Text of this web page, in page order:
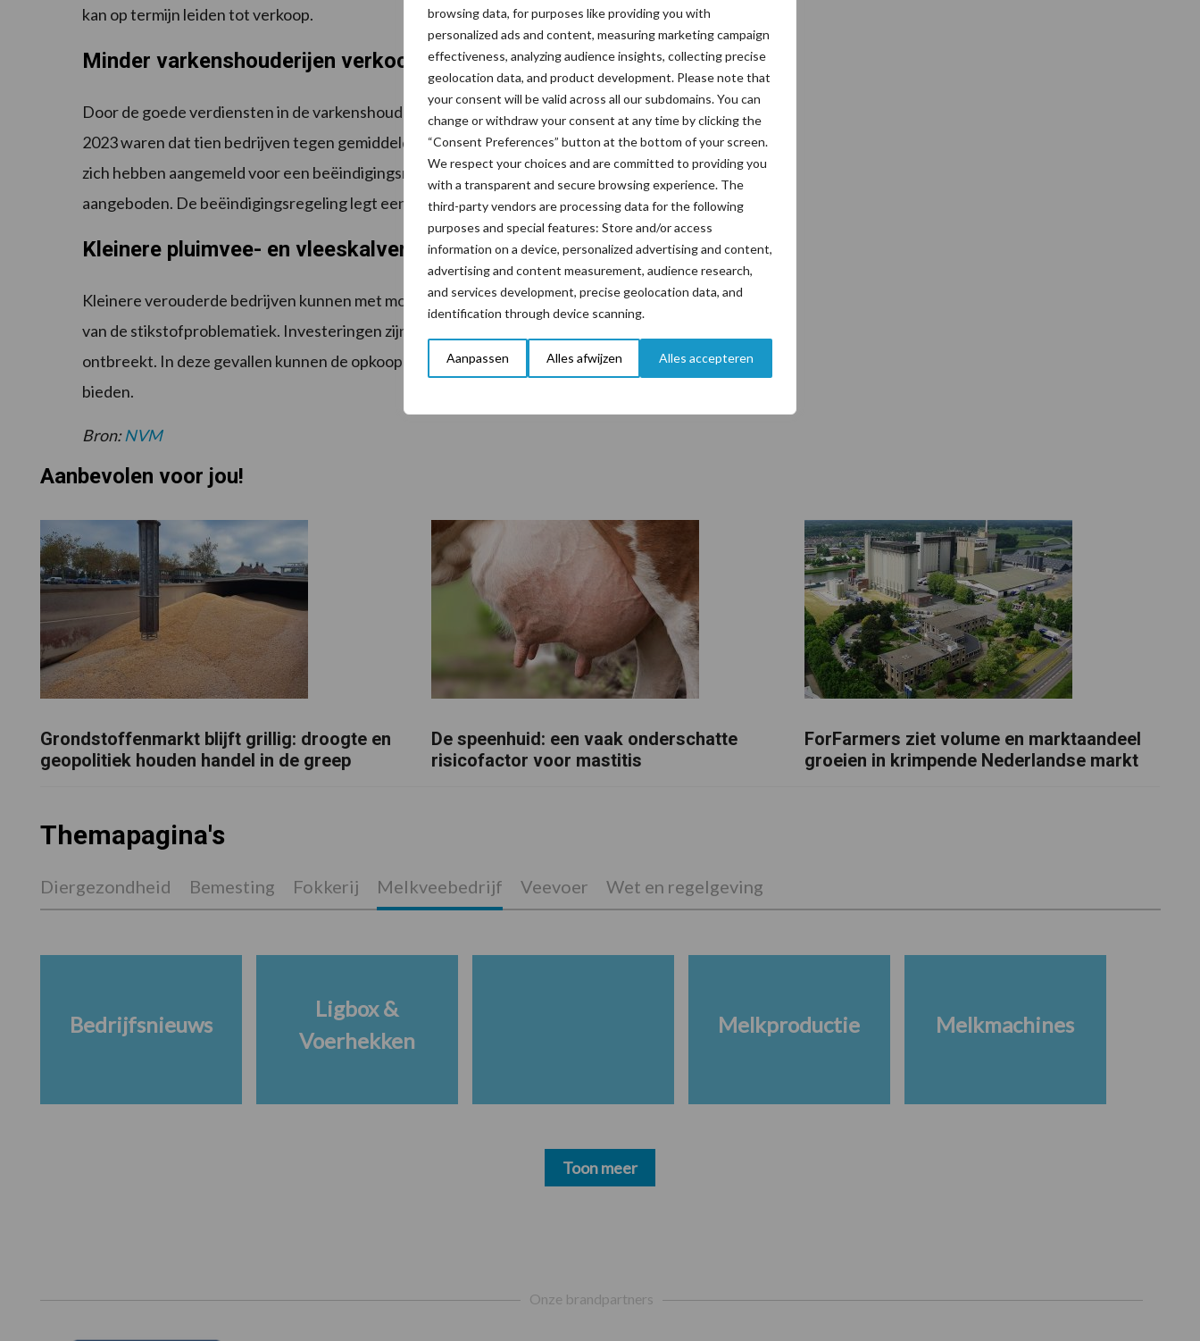
browsing data, for purposes like providing you with
personalized ads and content, measuring marketing campaign
effectiveness, analyzing audience insights, collecting precise
geolocation data, and product development. Please note that
your consent will be valid across all our subdomains. You can
change or withdraw your consent at any time by clicking the
“Consent Preferences” button at the bottom of your screen.
We respect your choices and are committed to providing you
with a transparent and secure browsing experience. The
third-party vendors are processing data for the following
purposes and special features: Store and/or access
information on a device, personalized advertising and content,
advertising and content measurement, audience research,
and services development, precise geolocation data, and
identification through device scanning.
Aanpassen Alles afwijzen Alles accepteren
kan op termijn leiden tot verkoop.
Minder varkenshouderijen verkocht
Door de goede verdiensten in de varkenshouderij is het aantal te koop gezette bedrijven beperkt. In
2023 waren dat tien bedrijven tegen gemiddeld 30 bedrijven in de afgelopen tien jaar. Bedrijven die
zich hebben aangemeld voor een beëindigingsregeling van de overheid zijn niet op de vrije markt
aangeboden. De beëindigingsregeling legt een bodem in de markt.
Kleinere pluimvee- en vleeskalverhouderijen missen armslag
Kleinere verouderde bedrijven kunnen met moeite voldoen aan de overheidsmaatregelen als gevolg
van de stikstofproblematiek. Investeringen zijn noodzakelijk maar de armslag of het perspectief
ontbreekt. In deze gevallen kunnen de opkoopregelingen van de overheid een mogelijke oplossing
bieden.
Bron:NVM
Aanbevolen voor jou!
Grondstoffenmarkt blijft grillig: droogte en
geopolitiek houden handel in de greep
De speenhuid: een vaak onderschatte
risicofactor voor mastitis
ForFarmers ziet volume en marktaandeel
groeien in krimpende Nederlandse markt
Themapagina's
Diergezondheid Bemesting Fokkerij Melkveebedrijf Veevoer Wet en regelgeving
Bedrijfsnieuws
Ligbox &
Voerhekken
Melkproductie Melkmachines
Toon meer
Onze brandpartners